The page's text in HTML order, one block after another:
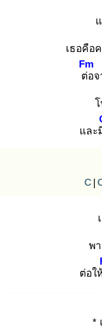
เธอคือ
ต่อ
Fm
และ
C |
พ
ต่อใ
*